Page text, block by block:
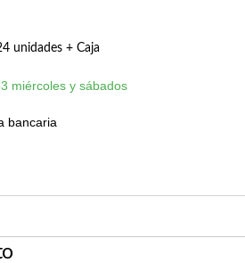
unidades + Caja
miércoles y sábados
bancaria